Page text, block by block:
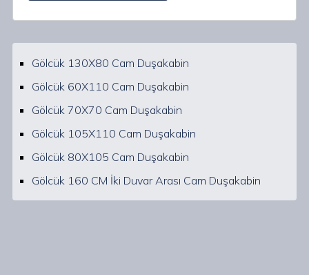
Gölcük 130X80 Cam Duşakabin
Gölcük 60X110 Cam Duşakabin
Gölcük 70X70 Cam Duşakabin
Gölcük 105X110 Cam Duşakabin
Gölcük 80X105 Cam Duşakabin
Gölcük 160 CM İki Duvar Arası Cam Duşakabin